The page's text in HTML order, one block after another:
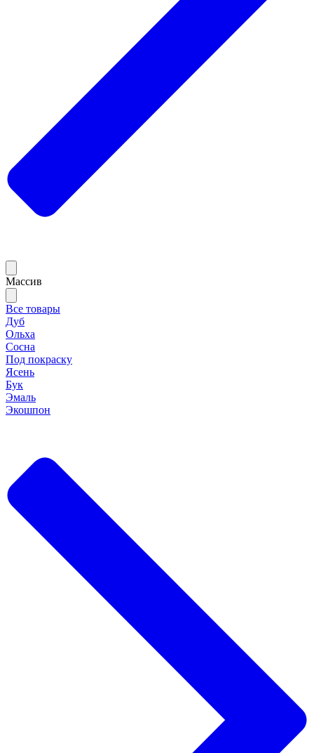
Массив
Все товары
Дуб
Ольха
Сосна
Под покраску
Ясень
Бук
Эмаль
Экошпон